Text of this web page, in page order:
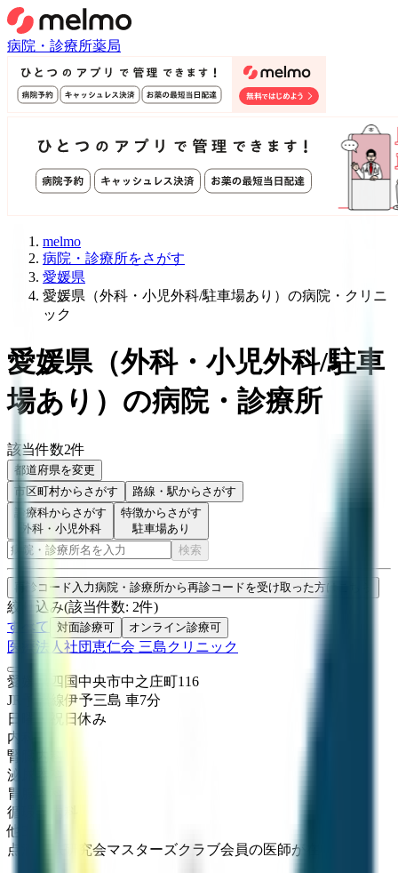
病院・診療所薬局
melmo
病院・診療所をさがす
愛媛県
愛媛県（外科・小児外科/駐車場あり）の病院・クリニ
ック
愛媛県（外科・小児外科/駐車
場あり ） の病院・診療所
該当件数2件
都道府県を変更
市区町村からさがす 路線・駅からさがす
診療科からさがす
外科・小児外科
特徴からさがす
駐車場あり
検索
再診コード入力病院・診療所から再診コードを受け取った方はこちら
絞り込み(該当件数: 2件)
すべて
対面診療可 オンライン診療可
医療法人社団恵仁会 三島クリニック
愛媛県四国中央市中之庄町116
JR予讃線伊予三島 車7分
日曜・祝日休み
内科
腎臓内科
泌尿器科
胃腸内科
循環器内科
他
点滴療法研究会マスターズクラブ会員の医師が在中